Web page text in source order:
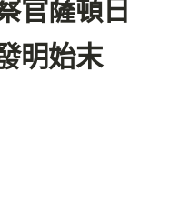
官薩頓日
明始末